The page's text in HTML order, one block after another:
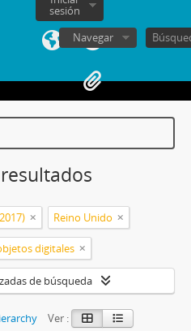
sesión
Navegar
Reino Unido
digitales
de búsqueda
Ver :